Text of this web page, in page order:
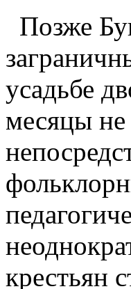
Позже
усадьбе
месяцы не
крестьян